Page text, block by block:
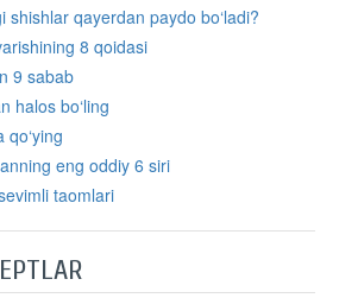
shishlar qayerdan paydo bo‘ladi?
8 qoidasi
9 sabab
halos bo‘ling
eng oddiy 6 siri
taomlari